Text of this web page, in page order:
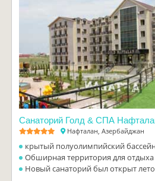
Санаторий Голд & СПА
Нафталан, Азербайджан
крытый полуолимпийский
Обширная территория для
Новый санаторий был открыт